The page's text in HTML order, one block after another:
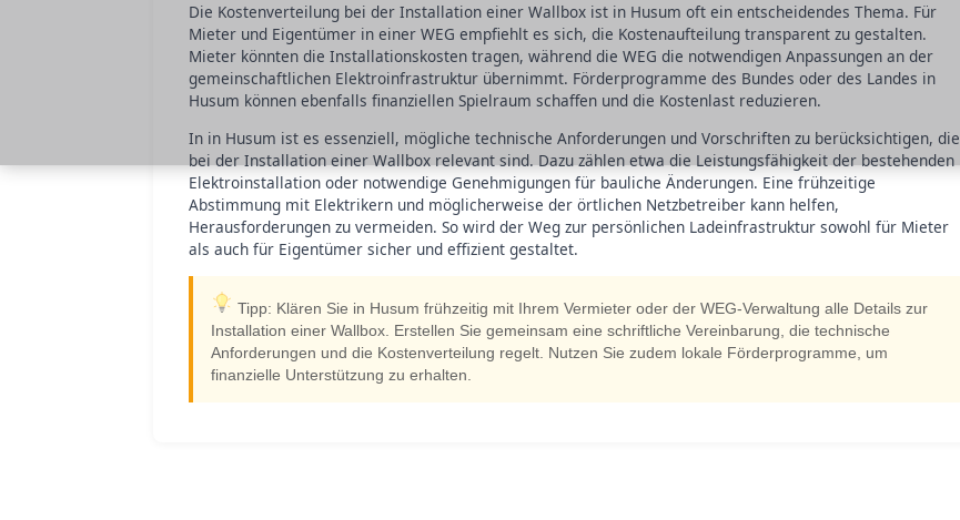
Die Kostenverteilung bei der Installation einer Wallbox ist in Husum oft ein entscheidendes Thema. Für
Mieter und Eigentümer in einer WEG empfiehlt es sich, die Kostenaufteilung transparent zu gestalten.
Mieter könnten die Installationskosten tragen, während die WEG die notwendigen Anpassungen an der
gemeinschaftlichen Elektroinfrastruktur übernimmt. Förderprogramme des Bundes oder des Landes in
Husum können ebenfalls finanziellen Spielraum schaffen und die Kostenlast reduzieren.
In in Husum ist es essenziell, mögliche technische Anforderungen und Vorschriften zu berücksichtigen, die
bei der Installation einer Wallbox relevant sind. Dazu zählen etwa die Leistungsfähigkeit der bestehenden
Elektroinstallation oder notwendige Genehmigungen für bauliche Änderungen. Eine frühzeitige
Abstimmung mit Elektrikern und möglicherweise der örtlichen Netzbetreiber kann helfen,
Herausforderungen zu vermeiden. So wird der Weg zur persönlichen Ladeinfrastruktur sowohl für Mieter
als auch für Eigentümer sicher und effizient gestaltet.
Tipp: Klären Sie in Husum frühzeitig mit Ihrem Vermieter oder der WEG-Verwaltung alle Details zur
Installation einer Wallbox. Erstellen Sie gemeinsam eine schriftliche Vereinbarung, die technische
Anforderungen und die Kostenverteilung regelt. Nutzen Sie zudem lokale Förderprogramme, um
finanzielle Unterstützung zu erhalten.